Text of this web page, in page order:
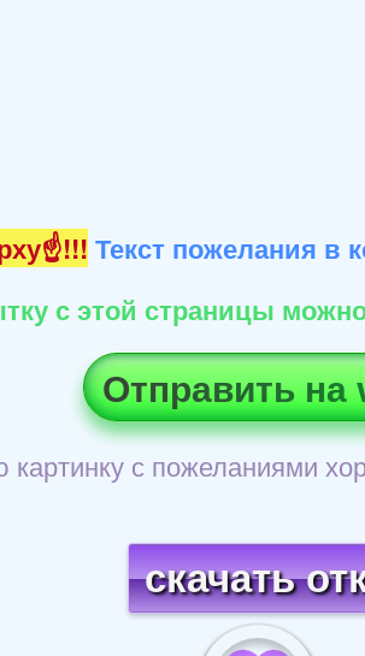
Текст пожелания в
с этой страницы
Отправить на
картинку с пожеланиями
скачать